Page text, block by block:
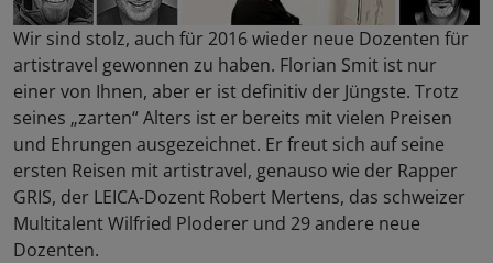
Wir sind stolz, auch für 2016 wieder neue Dozenten für
artistravel gewonnen zu haben. Florian Smit ist nur
einer von Ihnen, aber er ist definitiv der Jüngste. Trotz
seines „zarten“ Alters ist er bereits mit vielen Preisen
und Ehrungen ausgezeichnet. Er freut sich auf seine
ersten Reisen mit artistravel, genauso wie der Rapper
GRIS, der LEICA-Dozent Robert Mertens, das schweizer
Multitalent Wilfried Ploderer und 29 andere neue
Dozenten.